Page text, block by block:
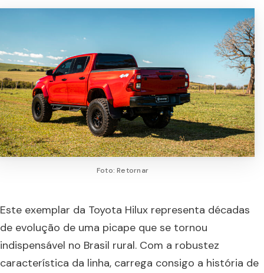
Foto: Retornar
Este exemplar da Toyota Hilux representa décadas
de evolução de uma picape que se tornou
indispensável no Brasil rural. Com a robustez
característica da linha, carrega consigo a história de